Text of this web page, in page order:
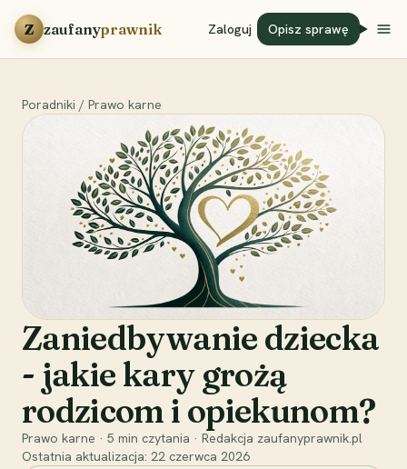
Przejdź do treści
Z zaufanyprawnik Zaloguj Opisz sprawę
Poradniki / Prawo karne
Zaniedbywanie dziecka
- jakie kary grożą
rodzicom i opiekunom?
Prawo karne · 5 min czytania · Redakcja zaufanyprawnik.pl
Ostatnia aktualizacja: 22 czerwca 2026